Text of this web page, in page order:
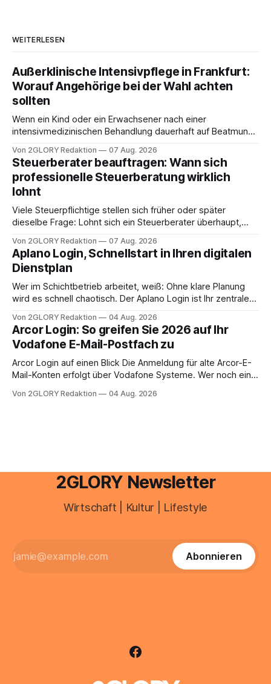
WEITERLESEN
Außerklinische Intensivpflege in Frankfurt:
Worauf Angehörige bei der Wahl achten
sollten
Wenn ein Kind oder ein Erwachsener nach einer
intensivmedizinischen Behandlung dauerhaft auf Beatmung
angewiesen ist, stellt sich für Familien eine schwierige
Frage: Muss die Versorgung dauerhaft in der Klinik bleiben –
oder ist ein Leben zu Hause möglich? Die außerklinische
Intensivpflege bietet genau diese Alternative: Sie
Von 2GLORY Redaktion 07 Aug. 2026
Steuerberater beauftragen: Wann sich
professionelle Steuerberatung wirklich
lohnt
Viele Steuerpflichtige stellen sich früher oder später
dieselbe Frage: Lohnt sich ein Steuerberater überhaupt,
erledigen? Die kurze Antwort: Bei einfachen
Einkommensverhältnissen reicht häufig eine Steuersoftware
aus – sobald jedoch mehrere Einkunftsarten
zusammentreffen oder größere finanzielle Veränderungen
anstehen, zahlt sich professionelle Unterstützung meist
Von 2GLORY Redaktion 07 Aug. 2026
Aplano Login, Schnellstart in Ihren digitalen
Dienstplan
Wer im Schichtbetrieb arbeitet, weiß: Ohne klare Planung
wird es schnell chaotisch. Der Aplano Login ist Ihr zentraler
abwesenheiten und die gesamte kommunikation rund um
Ihr personal digital zu organisieren. In diesem Leitfaden
erfahren Sie alles, was Sie für einen reibungslosen Einstieg
brauchen, von der Registrierung
Von 2GLORY Redaktion 04 Aug. 2026
Arcor Login: So greifen Sie 2026 auf Ihr
Vodafone E-Mail-Postfach zu
Arcor Login auf einen Blick Die Anmeldung für alte Arcor-E-
Mail-Konten erfolgt über Vodafone Systeme. Wer noch eine
besitzt, loggt sich heute über das Vodafone E-Mail & Cloud
Von 2GLORY Redaktion 04 Aug. 2026
2GLORY Newsletter
Wirtschaft | Kultur | Lifestyle
Abonnieren